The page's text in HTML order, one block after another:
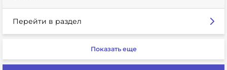
Перейти в раздел
Показать еще